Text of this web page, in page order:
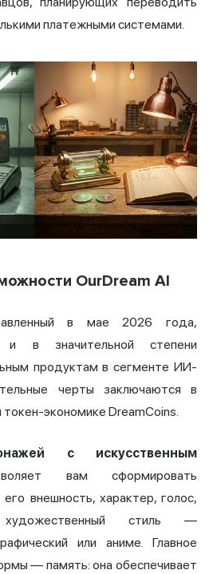
платежными системами.
OurDream AI
в мае 2026 года,
и в значительной степени
продуктам в сегменте ИИ-
черты заключаются в
токен-экономике DreamCoins.
с искусственным
вам сформировать
внешность, характер, голос,
стиль —
или аниме. Главное
— память: она обеспечивает